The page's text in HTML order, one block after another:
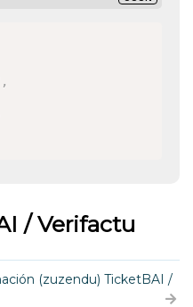
,
/ Verifactu
(zuzendu) TicketBAI /